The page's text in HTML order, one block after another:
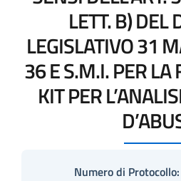
LETT. B) DEL
LEGISLATIVO 31
36 E S.M.I. PER LA
KIT PER
Numero di Protocollo: